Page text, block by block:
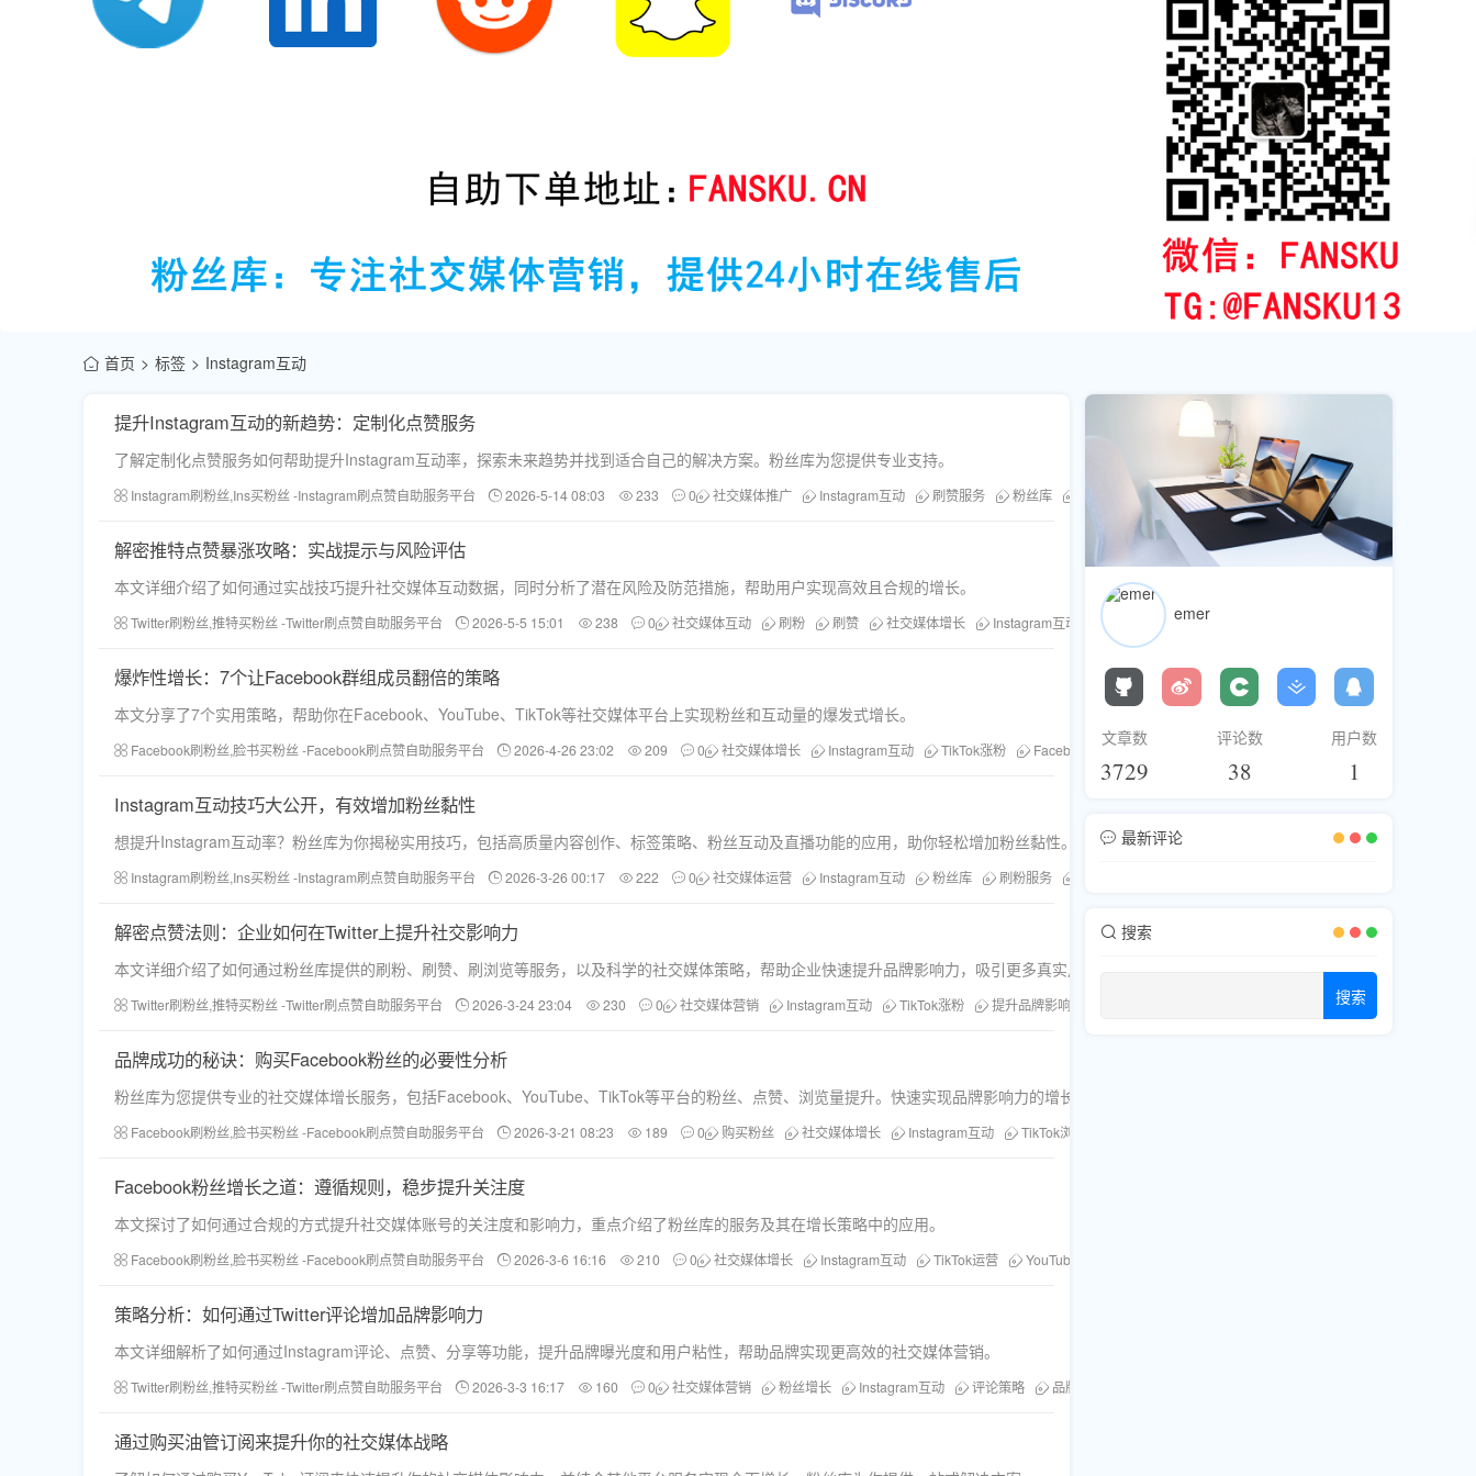
首页 标签 Instagram互动
提升Instagram互动的新趋势：定制化点赞服务
了解定制化点赞服务如何帮助提升Instagram互动率，探索未来趋势并找到适合自己的解决方案。粉丝库为您提供专业支持。
Instagram刷粉丝,Ins买粉丝 -Instagram刷点赞自助服务平台 2026-5-14 08:03 233 0 社交媒体推广 Instagram互动 刷赞服务 粉丝库 定制化点赞
解密推特点赞暴涨攻略：实战提示与风险评估
本文详细介绍了如何通过实战技巧提升社交媒体互动数据，同时分析了潜在风险及防范措施，帮助用户实现高效且合规的增长。
Twitter刷粉丝,推特买粉丝 -Twitter刷点赞自助服务平台 2026-5-5 15:01 238 0 社交媒体互动 刷粉 刷赞 社交媒体增长 Instagram互动 TikTok推广 粉丝库
爆炸性增长：7个让Facebook群组成员翻倍的策略
本文分享了7个实用策略，帮助你在Facebook、YouTube、TikTok等社交媒体平台上实现粉丝和互动量的爆发式增长。
Facebook刷粉丝,脸书买粉丝 -Facebook刷点赞自助服务平台 2026-4-26 23:02 209 0 社交媒体增长 Instagram互动 TikTok涨粉 Facebook群组 YouTube推广 粉丝库
Instagram互动技巧大公开，有效增加粉丝黏性
想提升Instagram互动率？粉丝库为你揭秘实用技巧，包括高质量内容创作、标签策略、粉丝互动及直播功能的应用，助你轻松增加粉丝黏性。
Instagram刷粉丝,Ins买粉丝 -Instagram刷点赞自助服务平台 2026-3-26 00:17 222 0 社交媒体运营 Instagram互动 粉丝库 刷粉服务
解密点赞法则：企业如何在Twitter上提升社交影响力
本文详细介绍了如何通过粉丝库提供的刷粉、刷赞、刷浏览等服务，以及科学的社交媒体策略，帮助企业快速提升品牌影响力，吸引更多真实用户参与互动。
Twitter刷粉丝,推特买粉丝 -Twitter刷点赞自助服务平台 2026-3-24 23:04 230 0 社交媒体营销 Instagram互动 TikTok涨粉 提升品牌影响力 Facebook推广
品牌成功的秘诀：购买Facebook粉丝的必要性分析
粉丝库为您提供专业的社交媒体增长服务，包括Facebook、YouTube、TikTok等平台的粉丝、点赞、浏览量提升。快速实现品牌影响力的增长，抢占市场先机！
Facebook刷粉丝,脸书买粉丝 -Facebook刷点赞自助服务平台 2026-3-21 08:23 189 0 购买粉丝 社交媒体增长 Instagram互动 TikTok浏览量
Facebook粉丝增长之道：遵循规则，稳步提升关注度
本文探讨了如何通过合规的方式提升社交媒体账号的关注度和影响力，重点介绍了粉丝库的服务及其在增长策略中的应用。
Facebook刷粉丝,脸书买粉丝 -Facebook刷点赞自助服务平台 2026-3-6 16:16 210 0 社交媒体增长 Instagram互动 TikTok运营 YouTube推广
策略分析：如何通过Twitter评论增加品牌影响力
本文详细解析了如何通过Instagram评论、点赞、分享等功能，提升品牌曝光度和用户粘性，帮助品牌实现更高效的社交媒体营销。
Twitter刷粉丝,推特买粉丝 -Twitter刷点赞自助服务平台 2026-3-3 16:17 160 0 社交媒体营销 粉丝增长 Instagram互动 评论策略 品牌曝光度
通过购买油管订阅来提升你的社交媒体战略
emer
文章数
3729
评论数
38
用户数
1
最新评论
搜索
搜索